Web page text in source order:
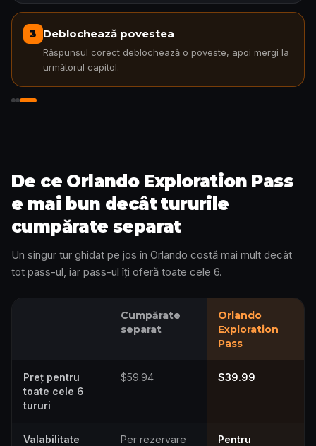
3 Deblochează povestea
Răspunsul corect deblochează o poveste, apoi mergi la
următorul capitol.
De ce Orlando Exploration Pass
e mai bun decât tururile
cumpărate separat
Un singur tur ghidat pe jos în Orlando costă mai mult decât
tot pass-ul, iar pass-ul îți oferă toate cele 6.
Cumpărate
separat
Orlando
Exploration
Pass
Preț pentru
toate cele 6
tururi
$59.94 $39.99
Valabilitate Per rezervare
Pentru